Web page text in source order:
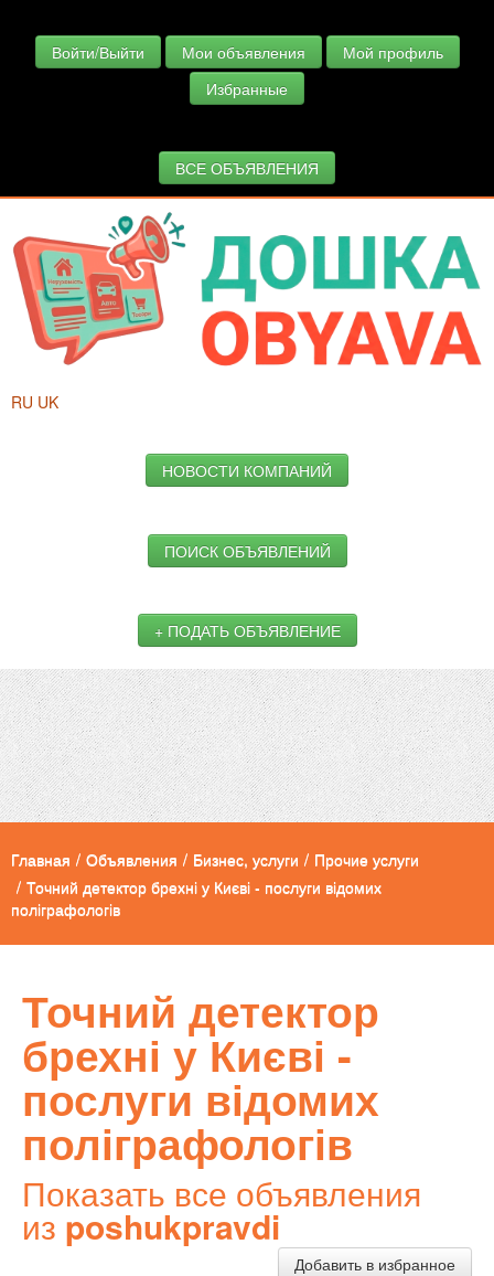
Войти/Выйти Мои объявления
Мой профиль
Избранные
ВСЕ ОБЪЯВЛЕНИЯ
RU UK
НОВОСТИ КОМПАНИЙ
ПОИСК ОБЪЯВЛЕНИЙ
+ ПОДАТЬ ОБЪЯВЛЕНИЕ
Главная / Объявления / Бизнес, услуги / Прочие услуги
/ Точний детектор брехні у Києві - послуги відомих
поліграфологів
Точний детектор
брехні у Києві -
послуги відомих
поліграфологів
Показать все объявления
из poshukpravdi
Добавить в избранное